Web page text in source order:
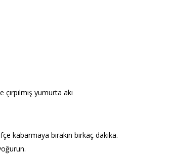
yumurta akı
kabarmaya bırakın birkaç dakika.